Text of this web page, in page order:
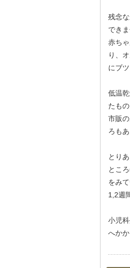
残念
できま
赤ち
り、
にブ
低温
たも
市販
ろも
とり
とこ
をみ
1,2週
小児
へか